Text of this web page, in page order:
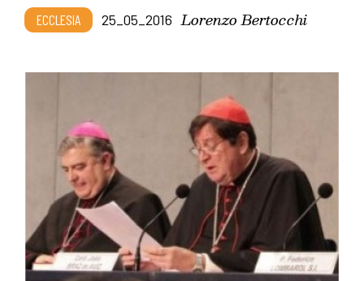
ECCLESIA 25_05_2016 Lorenzo Bertocchi